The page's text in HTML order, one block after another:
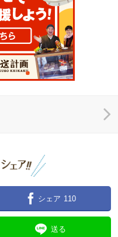
シェア 110
送る